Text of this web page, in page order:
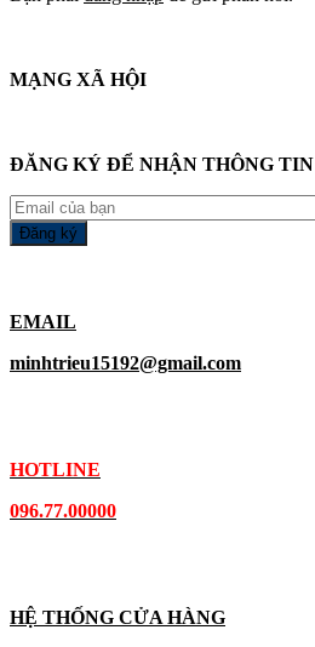
MẠNG XÃ HỘI
ĐĂNG KÝ ĐỂ NHẬN THÔNG TIN
EMAIL
minhtrieu15192@gmail.com
HOTLINE
096.77.00000
HỆ THỐNG CỬA HÀNG